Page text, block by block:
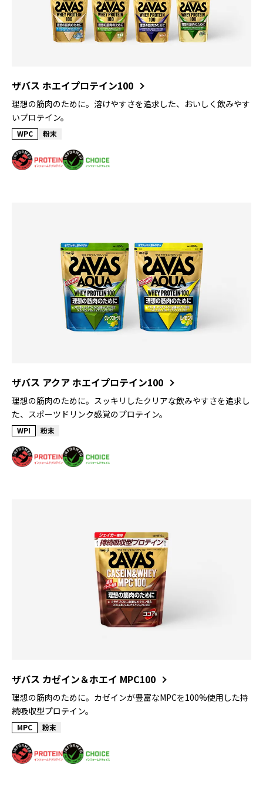
ザバス ホエイプロテイン100
理想の筋肉のために。溶けやすさを追求した、おいしく飲みやす
いプロテイン。
WPC 粉末
ザバス アクア ホエイプロテイン100
理想の筋肉のために。スッキリしたクリアな飲みやすさを追求し
た、スポーツドリンク感覚のプロテイン。
WPI 粉末
ザバス カゼイン＆ホエイ MPC100
理想の筋肉のために。カゼインが豊富なMPCを100%使用した持
続吸収型プロテイン。
MPC 粉末